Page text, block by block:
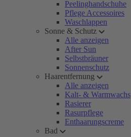
Peelinghandschuhe
Pflege Accessoires
Waschlappen
Sonne & Schutz
Alle anzeigen
After Sun
Selbstbräuner
Sonnenschutz
Haarentfernung
Alle anzeigen
Kalt- & Warmwachs
Rasierer
Rasurpflege
Enthaarungscreme
Bad